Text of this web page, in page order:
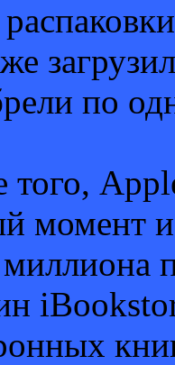
по
того,
момент
миллиона